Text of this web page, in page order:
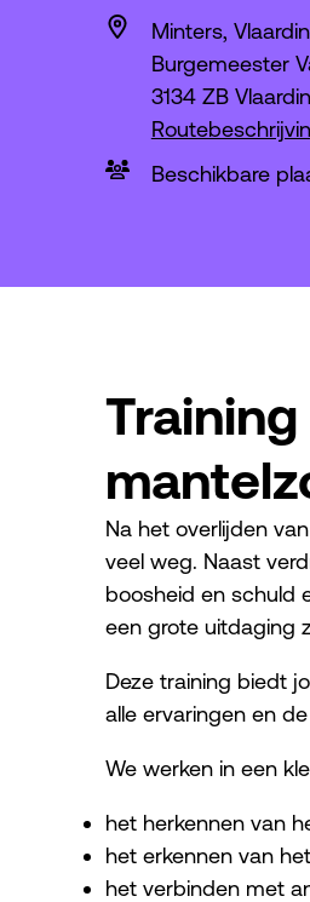
Minters,
Burgemeester
3134 ZB
Beschikbare
Na het overlijden
veel weg. Naast
boosheid en schuld
een grote uitdaging
Deze training biedt
alle ervaringen en
We werken in een
het herkennen van
het erkennen van
het verbinden met